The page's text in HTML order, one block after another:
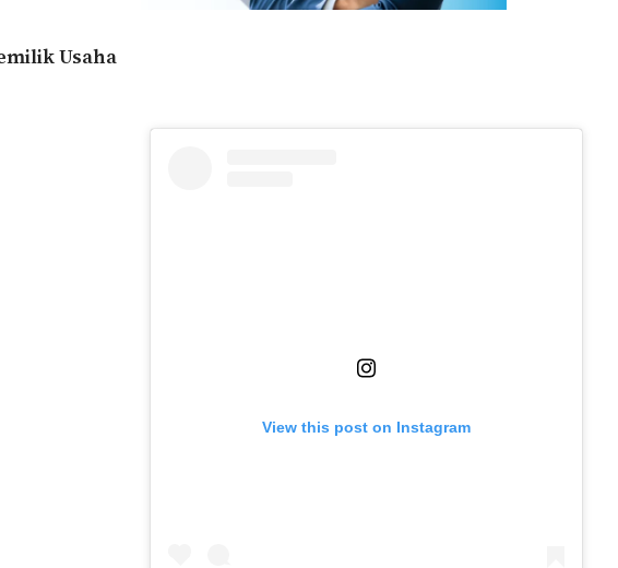
Usaha
View this post on Instagram